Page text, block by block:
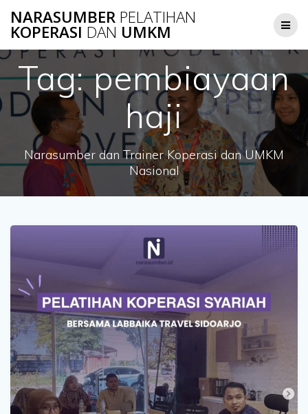
to
content
NARASUMBER PELATIHAN
KOPERASI DAN UMKM
Tag:pembiayaan
haji
Narasumber dan Trainer Koperasi dan UMKM
Nasional